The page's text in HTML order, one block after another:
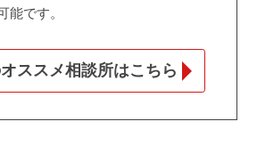
能です。
ススメ相談所はこちら